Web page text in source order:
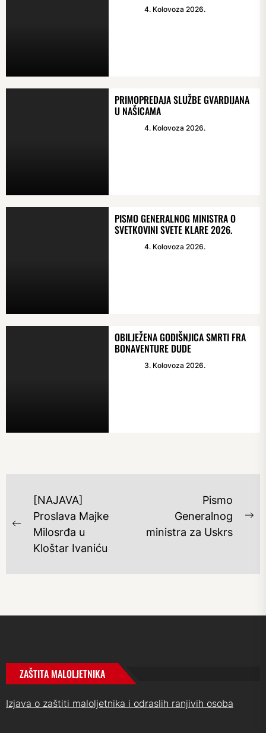
4. Kolovoza 2026.
PRIMOPREDAJA SLUŽBE GVARDIJANA
U NAŠICAMA
4. Kolovoza 2026.
PISMO GENERALNOG MINISTRA O
SVETKOVINI SVETE KLARE 2026.
4. Kolovoza 2026.
OBILJEŽENA GODIŠNJICA SMRTI FRA
BONAVENTURE DUDE
3. Kolovoza 2026.
NAVIGACIJA
OBJAVA
Previous
post:
[NAJAVA]
Proslava Majke
Milosrđa u
Kloštar Ivaniću
Pismo
Generalnog
ministra za Uskrs
ZAŠTITA MALOLJETNIKA
Izjava o zaštiti maloljetnika i odraslih ranjivih osoba